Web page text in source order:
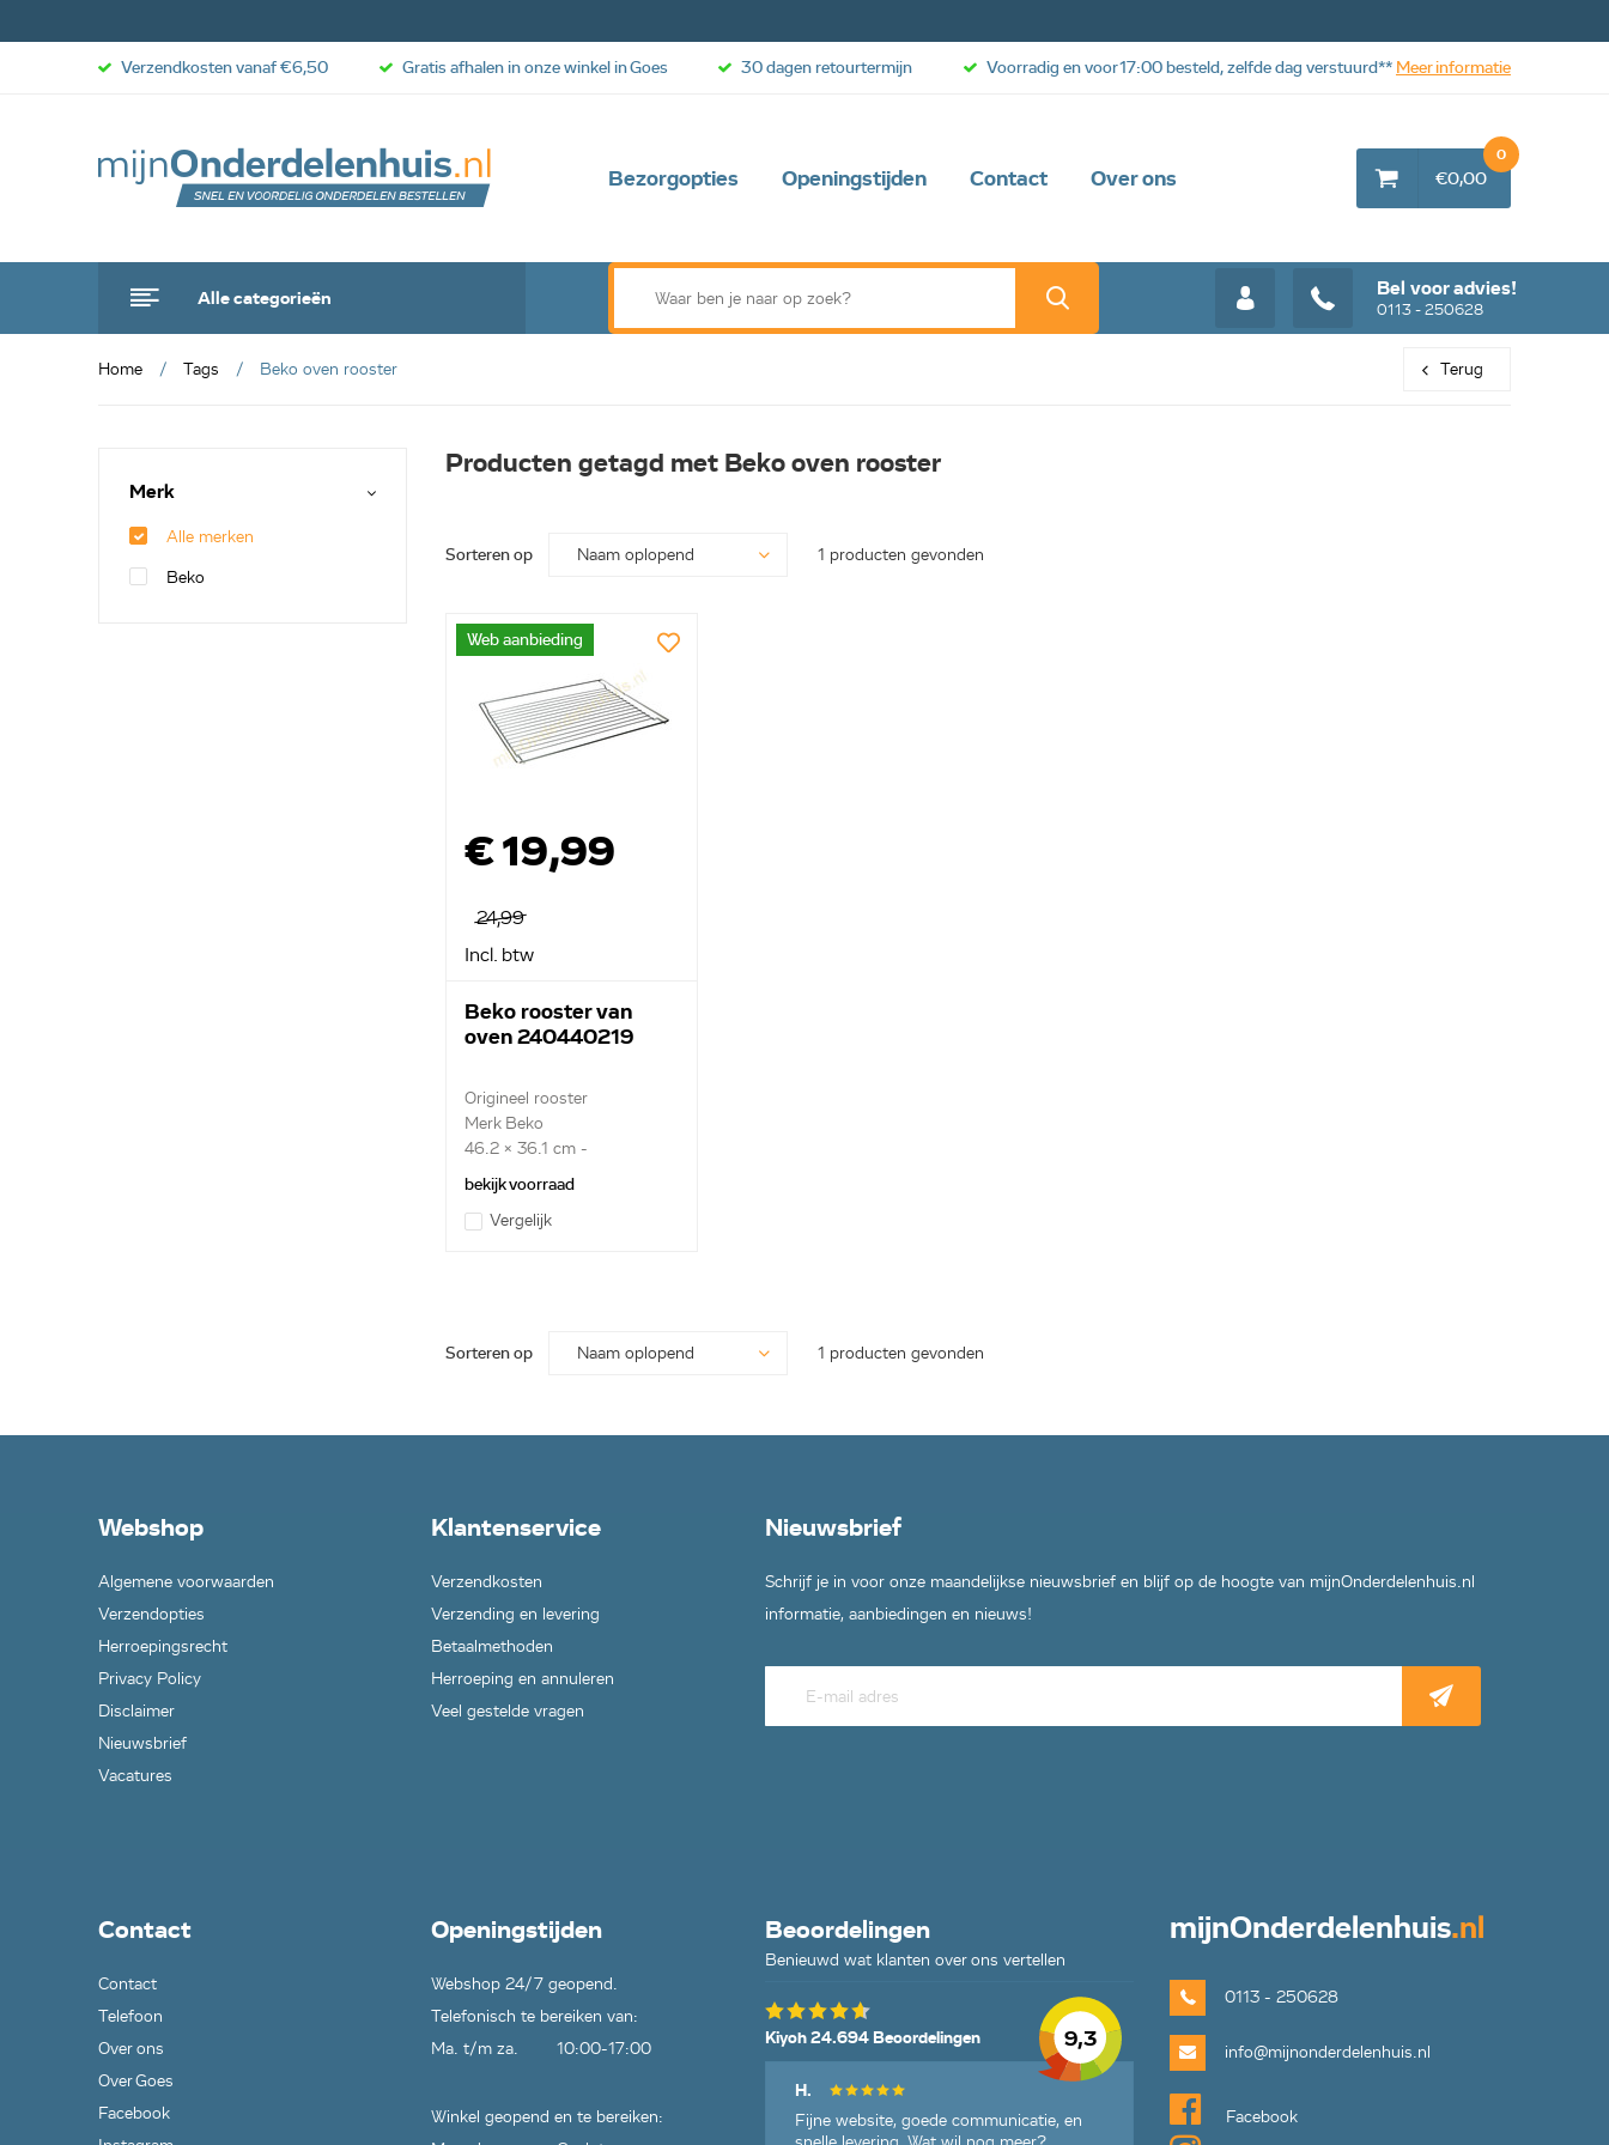
Bezorgopties Openingstijden Contact Over ons
Alle categorieën Bel voor advies!
0113 - 250628
€0,00
0
Verzendkosten vanaf €6,50 Gratis afhalen in onze winkel in Goes 30 dagen retourtermijn Voorradig en voor 17:00 besteld, zelfde dag verstuurd** Meer informatie
Home Tags Beko oven rooster Terug
Merk
Alle merken
Beko
Producten getagd met Beko oven rooster
Sorteren op 1 producten gevonden
Web aanbieding
€ 19,99
24,99
Incl. btw
Beko rooster van
oven 240440219
Origineel rooster
Merk Beko
46.2 x 36.1 cm -
draadrooster
bekijk voorraad
Vergelijk
Sorteren op 1 producten gevonden
Webshop
Algemene voorwaarden
Verzendopties
Herroepingsrecht
Privacy Policy
Disclaimer
Nieuwsbrief
Vacatures
Klantenservice
Verzendkosten
Verzending en levering
Betaalmethoden
Herroeping en annuleren
Veel gestelde vragen
Nieuwsbrief
Schrijf je in voor onze maandelijkse nieuwsbrief en blijf op de hoogte van mijnOnderdelenhuis.nl
informatie, aanbiedingen en nieuws!
Contact
Contact
Telefoon
Over ons
Over Goes
Facebook
Openingstijden
Webshop 24/7 geopend.
Telefonisch te bereiken van:
Ma. t/m za.
10:00-17:00
Winkel geopend en te bereiken:
Beoordelingen
Benieuwd wat klanten over ons vertellen
9,3
Kiyoh 24.694 Beoordelingen
H.
Fijne website, goede communicatie, en
mijnOnderdelenhuis.nl
0113 - 250628
info@mijnonderdelenhuis.nl
Facebook